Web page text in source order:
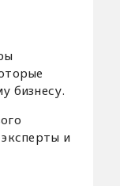
бизнесу.
и